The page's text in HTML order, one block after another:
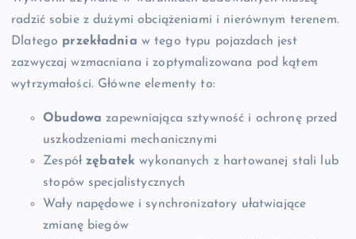
radzić sobie z dużymi obciążeniami i nierównym terenem.
Dlatego przekładnia w tego typu pojazdach jest
zazwyczaj wzmacniana i zoptymalizowana pod kątem
wytrzymałości. Główne elementy to:
Obudowa zapewniająca sztywność i ochronę przed
uszkodzeniami mechanicznymi
Zespółzębatek wykonanych z hartowanej stali lub
stopów specjalistycznych
Wały napędowe i synchronizatory ułatwiające
zmianę biegów